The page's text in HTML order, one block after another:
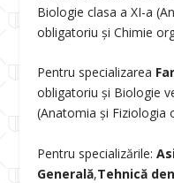
Biologie clasa a XI-a
obligatoriu și Chimie
Pentru specializarea
obligatoriu și Biologie
(Anatomia și Fiziologia
Pentru specializările:
Generală,Tehnică